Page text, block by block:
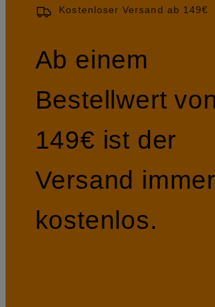
Kostenloser Versand ab 149€
Ab einem
Bestellwert von
149€ ist der
Versand immer
kostenlos.